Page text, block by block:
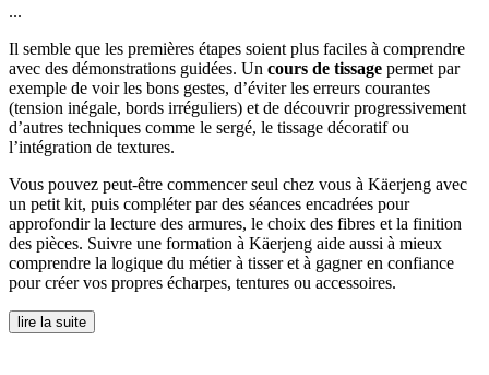
...
Il semble que les premières étapes soient plus faciles à comprendre
avec des démonstrations guidées. Un cours de tissage permet par
exemple de voir les bons gestes, d’éviter les erreurs courantes
(tension inégale, bords irréguliers) et de découvrir progressivement
d’autres techniques comme le sergé, le tissage décoratif ou
l’intégration de textures.
Vous pouvez peut-être commencer seul chez vous à Käerjeng avec
un petit kit, puis compléter par des séances encadrées pour
approfondir la lecture des armures, le choix des fibres et la finition
des pièces. Suivre une formation à Käerjeng aide aussi à mieux
comprendre la logique du métier à tisser et à gagner en confiance
pour créer vos propres écharpes, tentures ou accessoires.
lire la suite